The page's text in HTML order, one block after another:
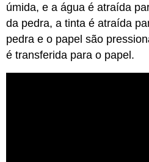
úmida, e a água é atraída
da pedra, a tinta é atraída
pedra e o papel são
é transferida para o papel.